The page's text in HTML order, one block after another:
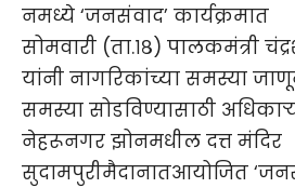
नमध्ये ‘जनसंवाद’ कार्यक्रमात
सोमवारी (ता.१८) पालकमंत्री
यांनी नागरिकांच्या समस्या
समस्या सोडविण्यासाठी
नेहरूनगर झोनमधील दत्त मंदिर
सुदामपुरीमैदानातआयोजित